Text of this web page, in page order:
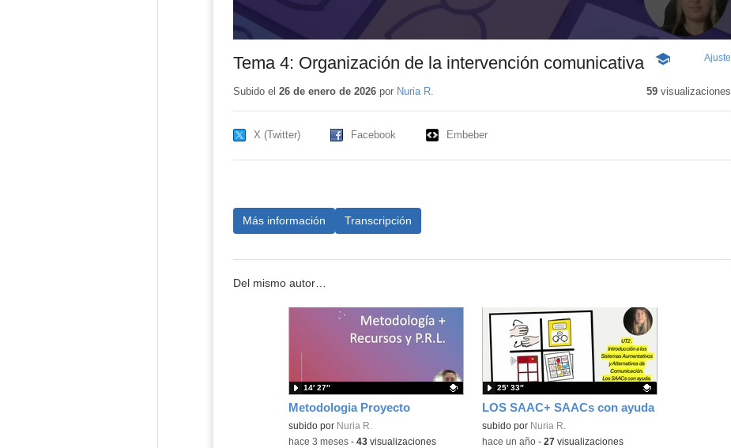
Tema 4: Organización de la intervención comunicativa
-
educativo
Ajuste
Subido el 26 de enero de 2026por Nuria R. 59visualizaciones
X (Twitter) Facebook Embeber
Más información Transcripción
Del mismo autor…
Metodologia Proyecto
Contenido educativo.
subido por Nuria R.
14′ 27″
-hace 3 meses- 43visualizaciones
LOS SAAC+ SAACs con ayuda
Contenido educativo.
subido por Nuria R.
25′ 33″
-hace un año- 27 visualizaciones